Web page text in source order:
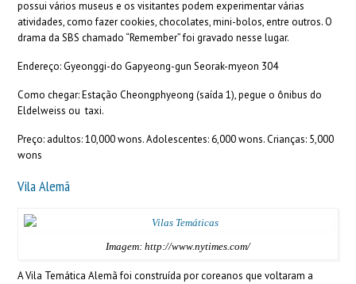
possui vários museus e os visitantes podem experimentar várias
atividades, como fazer cookies, chocolates, mini-bolos, entre outros. O
drama da SBS chamado “Remember” foi gravado nesse lugar.
Endereço: Gyeonggi-do Gapyeong-gun Seorak-myeon 304
Como chegar: Estação Cheongphyeong (saída 1), pegue o ônibus do
Eldelweiss ou taxi.
Preço: adultos: 10,000 wons. Adolescentes: 6,000 wons. Crianças: 5,000
wons
Vila Alemã
Imagem: http://www.nytimes.com/
A Vila Temática Alemã foi construída por coreanos que voltaram a